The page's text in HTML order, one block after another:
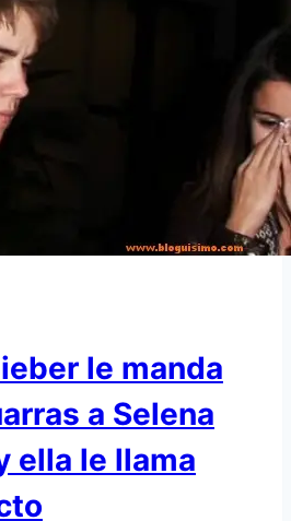
le manda
a Selena
ella le llama